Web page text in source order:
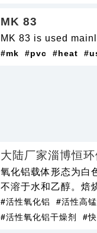
MK 83
MK 83 is used
#mk #pvc #heat
大陆厂家淄博恒
氧化铝载体形态为白
不溶于水和乙醇。焙
#活性氧化铝 #活性高
#活性氧化铝干燥剂
#